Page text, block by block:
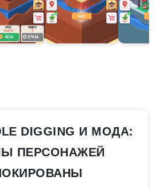
DIGGING И МОДА:
ПЕРСОНАЖЕЙ